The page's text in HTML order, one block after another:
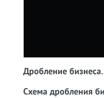
Дробление
Cхема дробления